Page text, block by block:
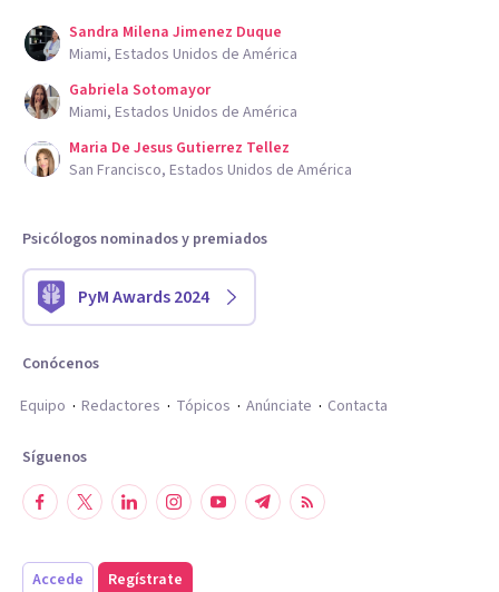
Sandra Milena Jimenez Duque
Miami, Estados Unidos de América
Gabriela Sotomayor
Miami, Estados Unidos de América
Maria De Jesus Gutierrez Tellez
San Francisco, Estados Unidos de América
Psicólogos nominados y premiados
PyM Awards 2024
Conócenos
Equipo
Redactores Tópicos Anúnciate Contacta
Síguenos
Accede Regístrate